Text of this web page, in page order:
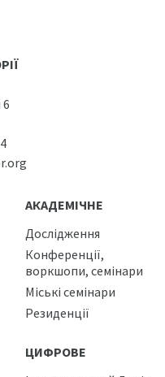
АКАДЕМІЧНЕ
Дослідження
Конференції,
воркшопи, семінари
Міські семінари
Резиденції
ЦИФРОВЕ